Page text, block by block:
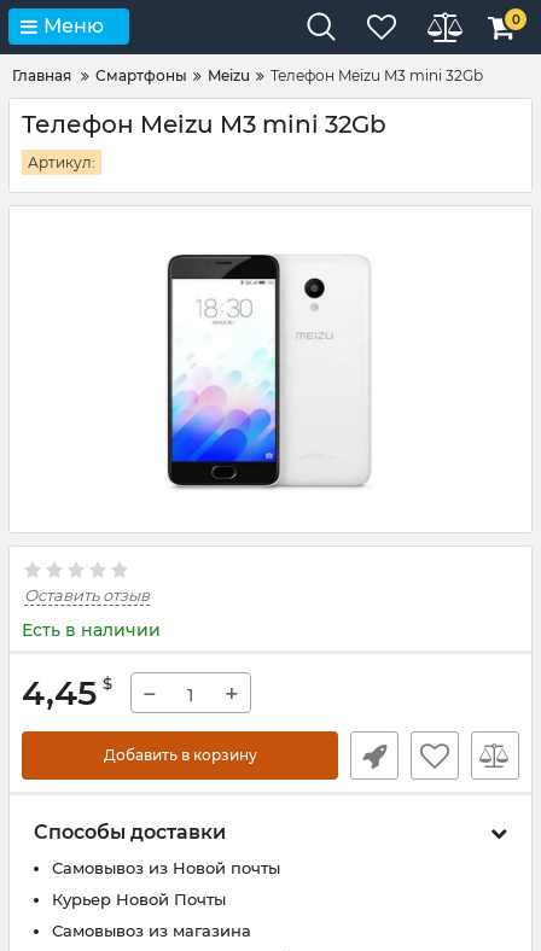
Меню 0
Главная Смартфоны Meizu Телефон Meizu M3 mini 32Gb
Телефон Meizu M3 mini 32Gb
Артикул:
Оставить отзыв
Есть в наличии
4,45 $ − +
Добавить в корзину
Способы доставки
Самовывоз из Новой почты
Курьер Новой Почты
Самовывоз из магазина